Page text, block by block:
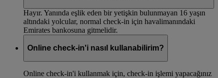
Hayır. Yanında eşlik eden bir yetişkin bulunmayan 16 yaşın
altındaki yolcular, normal check-in için havalimanındaki
Emirates bankosuna gitmelidir.
Online check-in'i nasıl kullanabilirim?
Online check-in'i kullanmak için, check-in işlemi yapacağınız